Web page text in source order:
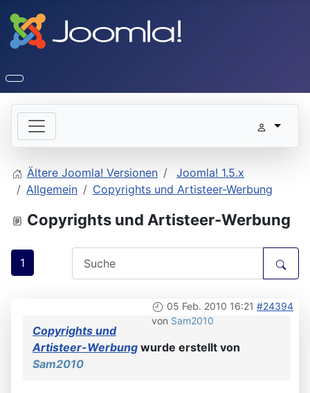
Ältere Joomla! Versionen
Joomla! 1.5.x
Allgemein
Copyrights und Artisteer-Werbung
Copyrights und Artisteer-Werbung
1
05 Feb. 2010 16:21 #24394
von Sam2010
Copyrights und
Artisteer-Werbung wurde erstellt von
Sam2010